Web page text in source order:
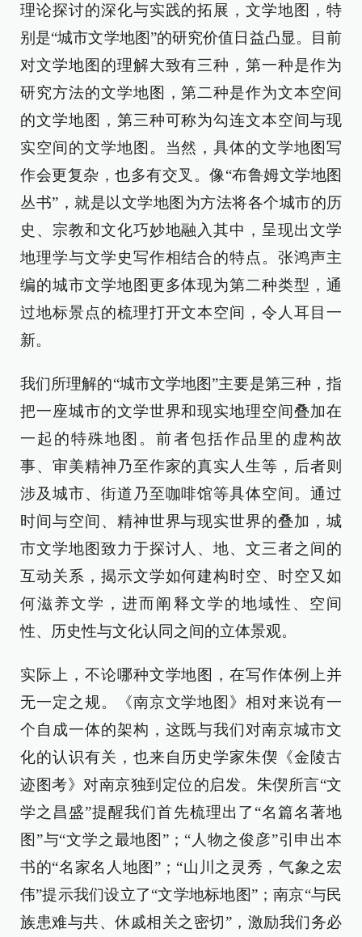
理论探讨的深化与实践的拓展，文学地图，特
别是“城市文学地图”的研究价值日益凸显。目前
对文学地图的理解大致有三种，第一种是作为
研究方法的文学地图，第二种是作为文本空间
的文学地图，第三种可称为勾连文本空间与现
实空间的文学地图。当然，具体的文学地图写
作会更复杂，也多有交叉。像“布鲁姆文学地图
丛书”，就是以文学地图为方法将各个城市的历
史、宗教和文化巧妙地融入其中，呈现出文学
地理学与文学史写作相结合的特点。张鸿声主
编的城市文学地图更多体现为第二种类型，通
过地标景点的梳理打开文本空间，令人耳目一
新。
我们所理解的“城市文学地图”主要是第三种，指
把一座城市的文学世界和现实地理空间叠加在
一起的特殊地图。前者包括作品里的虚构故
事、审美精神乃至作家的真实人生等，后者则
涉及城市、街道乃至咖啡馆等具体空间。通过
时间与空间、精神世界与现实世界的叠加，城
市文学地图致力于探讨人、地、文三者之间的
互动关系，揭示文学如何建构时空、时空又如
何滋养文学，进而阐释文学的地域性、空间
性、历史性与文化认同之间的立体景观。
实际上，不论哪种文学地图，在写作体例上并
无一定之规。《南京文学地图》相对来说有一
个自成一体的架构，这既与我们对南京城市文
化的认识有关，也来自历史学家朱偰《金陵古
迹图考》对南京独到定位的启发。朱偰所言“文
学之昌盛”提醒我们首先梳理出了“名篇名著地
图”与“文学之最地图”；“人物之俊彦”引申出本
书的“名家名人地图”；“山川之灵秀，气象之宏
伟”提示我们设立了“文学地标地图”；南京“与民
族患难与共、休戚相关之密切”，激励我们务必